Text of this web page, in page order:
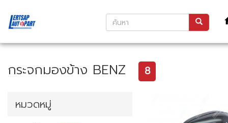
กระจกมองข้าง BENZ 8
หมวดหมู่